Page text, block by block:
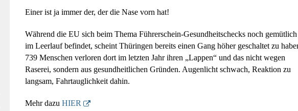
Einer ist ja immer der, der die Nase vorn hat!
Während die EU sich beim Thema Führerschein-Gesundheitschecks noch gemütlich
im Leerlauf befindet, scheint Thüringen bereits einen Gang höher geschaltet zu
739 Menschen verloren dort im letzten Jahr ihren „Lappen“ und das nicht wegen
Raserei, sondern aus gesundheitlichen Gründen. Augenlicht schwach, Reaktion zu
langsam, Fahrtauglichkeit dahin.
Mehr dazu HIER